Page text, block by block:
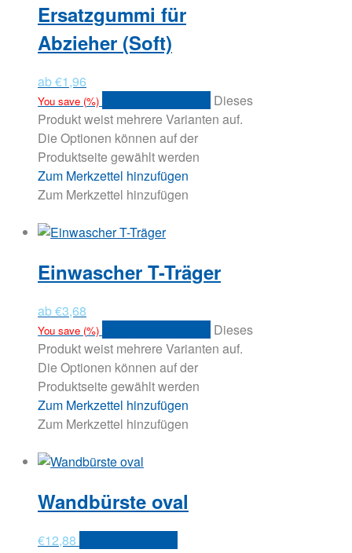
Ersatzgummi für
Abzieher (Soft)
ab€1,96
You save (%)
Dieses
Produkt weist mehrere Varianten auf.
Die Optionen können auf der
Produktseite gewählt werden
Zum Merkzettel hinzufügen
Zum Merkzettel hinzufügen
Einwascher T-Träger
ab€3,68
You save (%)
Dieses
Produkt weist mehrere Varianten auf.
Die Optionen können auf der
Produktseite gewählt werden
Zum Merkzettel hinzufügen
Zum Merkzettel hinzufügen
Wandbürste oval
€12,88